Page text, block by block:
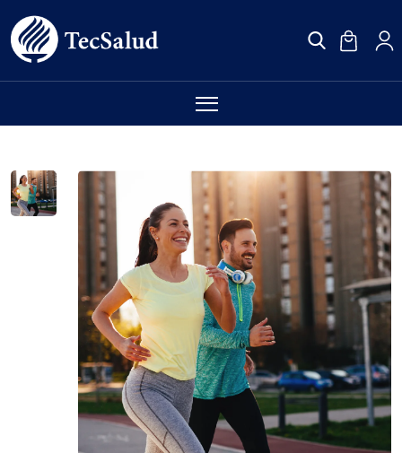
Checkups
Radiología
Laboratorio
Vacunas
Talleres